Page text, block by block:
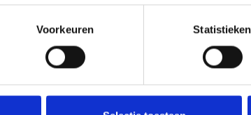
Voorkeuren Statistieken
2